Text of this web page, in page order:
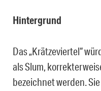
Hintergrund
Das „Krätzeviertel“
als Slum,
bezeichnet werden.